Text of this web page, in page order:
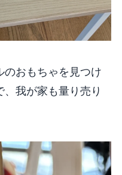
のおもちゃを見つけ
我が家も量り売り